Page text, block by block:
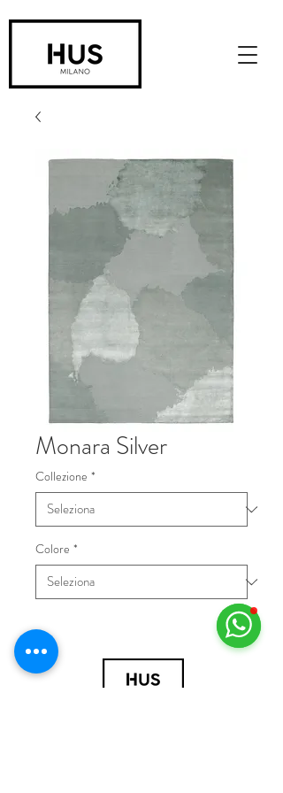
Monara Silver
Collezione *
Colore *